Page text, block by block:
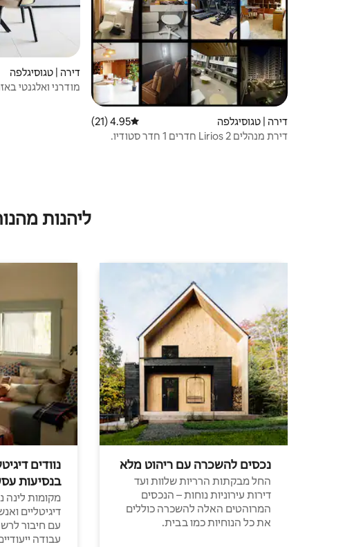
דירה | טגוסיגלפה דירוג ממוצע של 4.95 מתוך 5, 21 ביקורות
4.95 (21)
דירת מנהלים Lirios 2 חדרים 1 חדר סטודיו.
דירה | טגוסיגלפה
מודרני ואלגנטי
ליהנות
נכסים להשכרה עם ריהוט מלא
החל מבקתות הרריות שלוות ועד
דירות עירוניות נוחות – הנכסים
המרוהטים האלה להשכרה כוללים
את כל הנוחיות כמו בבית.
נוודים
בנסיעות
מקומות לינה
דיגיטליים
עבודה